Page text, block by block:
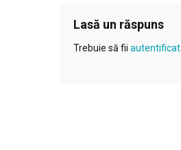
Lasă un răspuns
Trebuie să fii autentificat